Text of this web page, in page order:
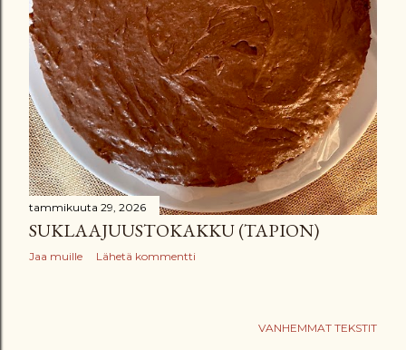
tammikuuta 29, 2026
SUKLAAJUUSTOKAKKU (TAPION)
Jaa muille Lähetä kommentti
VANHEMMAT TEKSTIT